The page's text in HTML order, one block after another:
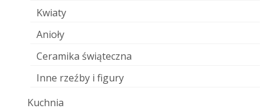
Kwiaty
Anioły
Ceramika świąteczna
Inne rzeźby i figury
Kuchnia